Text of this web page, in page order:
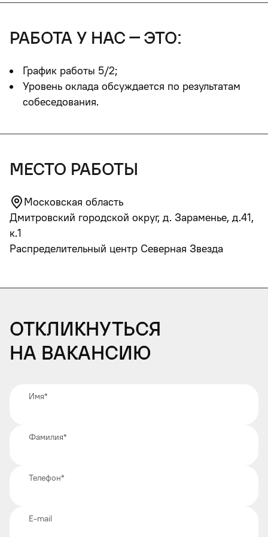
работа у нас – это:
График работы 5/2;
Уровень оклада обсуждается по результатам
собеседования.
место работы
Московская область
Дмитровский городской округ, д. Зараменье, д.41,
к.1
Распределительный центр Северная Звезда
Откликнуться
на вакансию
Имя*
Фамилия*
Телефон*
E-mail